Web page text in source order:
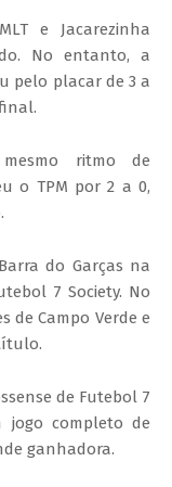
e Jacarezinha
No entanto, a
pelo placar de 3 a
ritmo de
o TPM por 2 a 0,
do Garças na
7 Society. No
de Campo Verde e
de Futebol 7
jogo completo de
ganhadora.